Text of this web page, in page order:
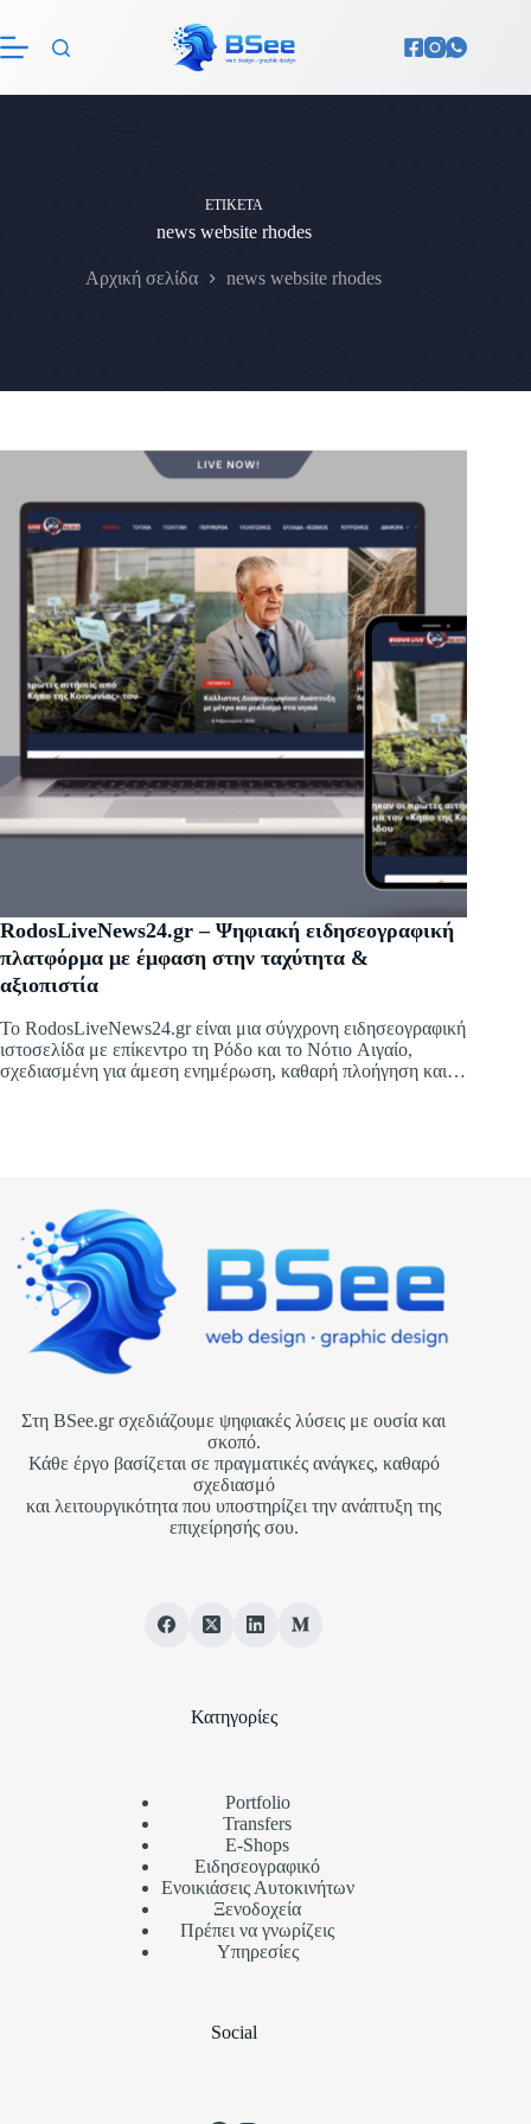
περιεχόμενο
ΕΤΙΚΈΤΑ
news website rhodes
Αρχική σελίδα news website rhodes
RodosLiveNews24.gr – Ψηφιακή ειδησεογραφική
πλατφόρμα με έμφαση στην ταχύτητα &
αξιοπιστία
Το RodosLiveNews24.gr είναι μια σύγχρονη ειδησεογραφική
ιστοσελίδα με επίκεντρο τη Ρόδο και το Νότιο Αιγαίο,
σχεδιασμένη για άμεση ενημέρωση, καθαρή πλοήγηση και
Στη BSee.gr σχεδιάζουμε ψηφιακές λύσεις με ουσία και
σκοπό.
Κάθε έργο βασίζεται σε πραγματικές ανάγκες, καθαρό
σχεδιασμό
και λειτουργικότητα που υποστηρίζει την ανάπτυξη της
επιχείρησής σου.
Κατηγορίες
Portfolio
Transfers
Ε-Shops
Ειδησεογραφικό
Ενοικιάσεις Αυτοκινήτων
Ξενοδοχεία
Πρέπει να γνωρίζεις
Υπηρεσίες
Social